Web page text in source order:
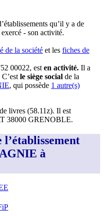
qu’il y a de
- son activité.
de la société et les fiches de
00022, est en activité. Il a
C’est le siège social de la
, qui possède 1 autre(s)
livres (58.11z). Il est
38000 GRENOBLE.
à